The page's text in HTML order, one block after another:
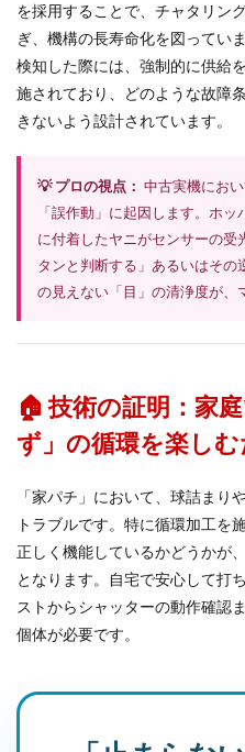
を採用することで、チャタリン
ぎ、機構の長寿命化を図ってい
検知した際には、強制的に供給
施されており、どのような故障
きないよう設計されています。
💡 プロの視点： 中古実機にお
「誤作動」に起因します。ホ
に付着したヤニがセンサーの
タンと判断する」あるいはそ
の見えない「目」の清浄度が、
🏠 技術の証明：家
ず」の循環を楽し
「家パチ」において、球詰まり
トラブルです。特に循環加工を
正しく機能しているかどうかが
となります。自宅で安心して打
ストからシャッターの動作確認
個体が必要です。